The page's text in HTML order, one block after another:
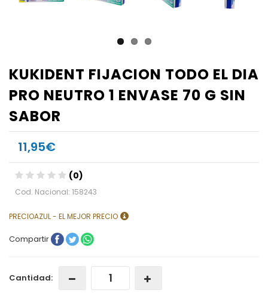
KUKIDENT FIJACION TODO EL DIA
PRO NEUTRO 1 ENVASE 70 G SIN
SABOR
11,95€
(0)
Cod. Nacional: 158243
PRECIOAZUL - EL MEJOR PRECIO
Compartir
Cantidad: